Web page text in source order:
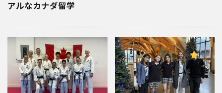
アルなカナダ留学